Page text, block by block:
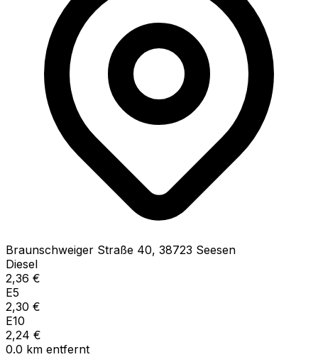
Braunschweiger Straße 40, 38723 Seesen
Diesel
2,36 €
E5
2,30 €
E10
2,24 €
0.0 km entfernt